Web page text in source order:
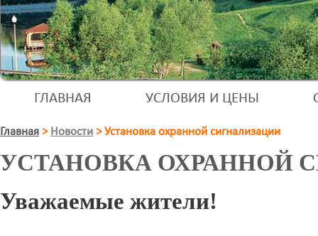
ГЛАВНАЯ УСЛОВИЯ И ЦЕНЫ
Главная > Новости >Установка охранной сигнализации
УСТАНОВКА ОХРАННОЙ
Уважаемые жители!